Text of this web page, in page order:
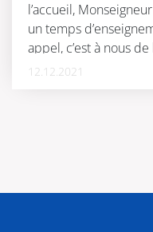
l’accueil,
un temps
appel, c’est à nous
[…]
12.12.2021